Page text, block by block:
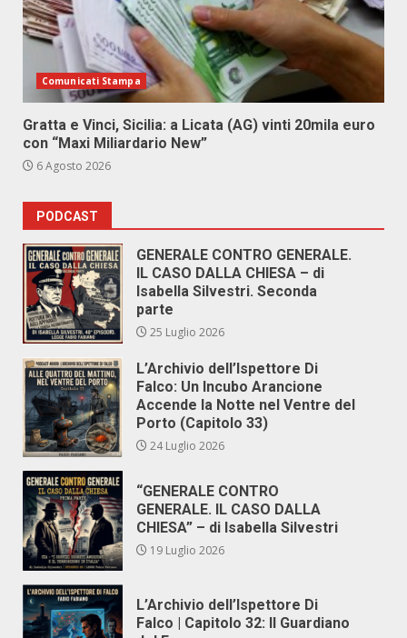
Comunicati Stampa
Gratta e Vinci, Sicilia: a Licata (AG) vinti 20mila euro
con “Maxi Miliardario New”
6 Agosto 2026
PODCAST
GENERALE CONTRO GENERALE.
IL CASO DALLA CHIESA – di
Isabella Silvestri. Seconda
parte
25 Luglio 2026
L’Archivio dell’Ispettore Di
Falco: Un Incubo Arancione
Accende la Notte nel Ventre del
Porto (Capitolo 33)
24 Luglio 2026
“GENERALE CONTRO
GENERALE. IL CASO DALLA
CHIESA” – di Isabella Silvestri
19 Luglio 2026
L’Archivio dell’Ispettore Di
Falco | Capitolo 32: Il Guardiano